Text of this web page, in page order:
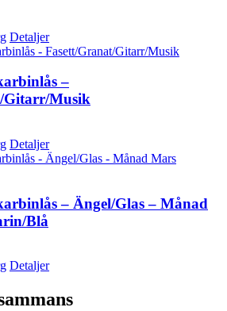
Detaljer
–
Gitarr/Musik
Detaljer
– Ängel/Glas – Månad
Blå
Detaljer